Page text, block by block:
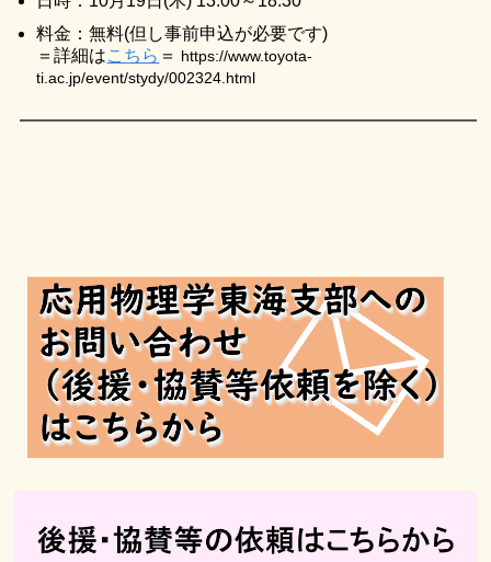
料金：無料(但し事前申込が必要です)
＝詳細はこちら ＝ https://www.toyota-
ti.ac.jp/event/stydy/002324.html